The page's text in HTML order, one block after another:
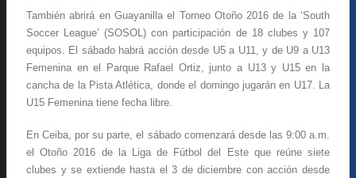
También abrirá en Guayanilla el Torneo Otoño 2016 de la ‘South
Soccer League’ (SOSOL) con participación de 18 clubes y 107
equipos. El sábado habrá acción desde U5 a U11, y de U9 a U13
Femenina en el Parque Rafael Ortiz, junto a U13 y U15 en la
cancha de la Pista Atlética, donde el domingo jugarán en U17. La
U15 Femenina tiene fecha libre.
En Ceiba, por su parte, el sábado comenzará desde las 9:00 a.m.
el Otoño 2016 de la Liga de Fútbol del Este que reúne siete
clubes y se extiende hasta el 3 de diciembre con acción desde